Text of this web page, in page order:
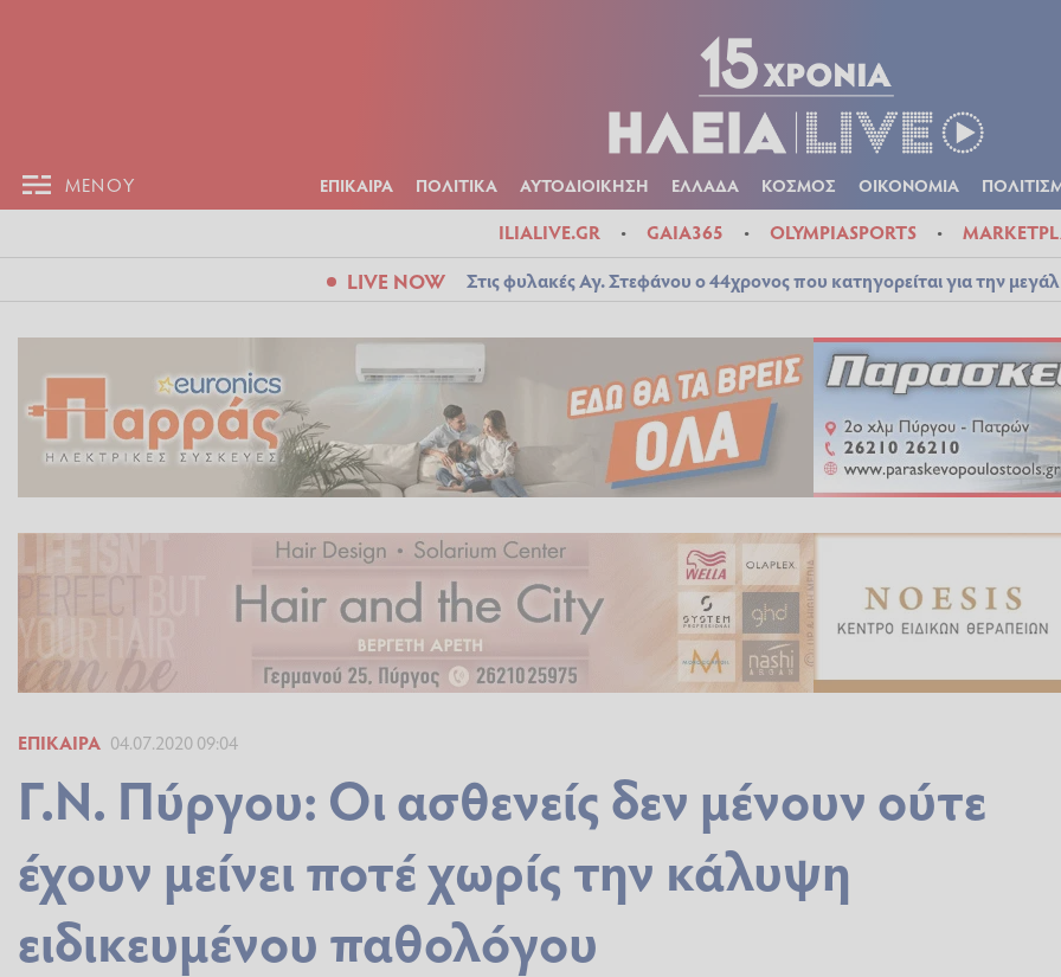
ΜΕΝΟΥ ΕΠΙΚΑΙΡΑ ΠΟΛΙΤΙΚΑ ΑΥΤΟΔΙΟΙΚΗΣΗ ΕΛΛΑΔΑ ΚΟΣΜΟΣ ΟΙΚΟΝΟΜΙΑ
ILIALIVE.GR GAIA365 OLYMPIASPORTS
LIVE NOW Στις φυλακές Αγ. Στεφάνου ο 44χρονος που κατηγορείται για την
ΕΠΊΚΑΙΡΑ 04.07.2020 09:04
Γ.Ν. Πύργου: Οι ασθενείς δεν μένουν ούτε
έχουν μείνει ποτέ χωρίς την κάλυψη
ειδικευμένου παθολόγου